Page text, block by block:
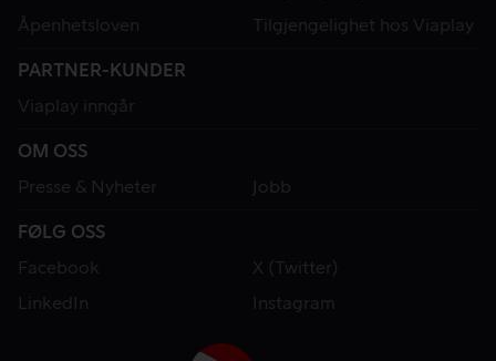
Åpenhetsloven
Tilgjengelighet hos Viaplay
PARTNER-KUNDER
Viaplay inngår
OM OSS
Presse & Nyheter
Jobb
FØLG OSS
Facebook
X (Twitter)
LinkedIn
Instagram